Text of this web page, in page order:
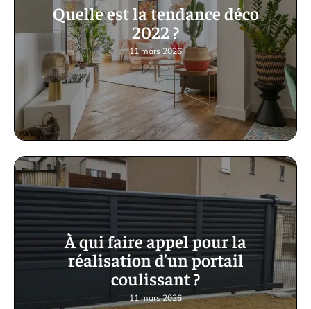
Quelle est la tendance déco
2022 ?
11 mars 2026
À qui faire appel pour la
réalisation d’un portail
coulissant ?
11 mars 2026